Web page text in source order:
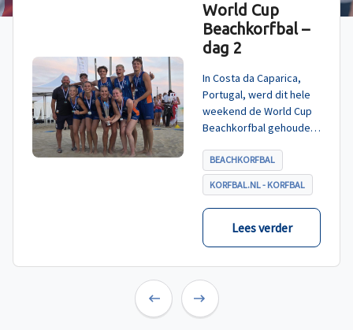
World Cup
Beachkorfbal –
dag 2
In Costa da Caparica,
Portugal, werd dit hele
weekend de World Cup
Beachkorfbal gehouden.
tegen België, die
eindigde in shoot-outs,
was het Nederland dat
er met het goud vandoor
BEACHKORFBAL
KORFBAL.NL - KORFBAL
Lees verder